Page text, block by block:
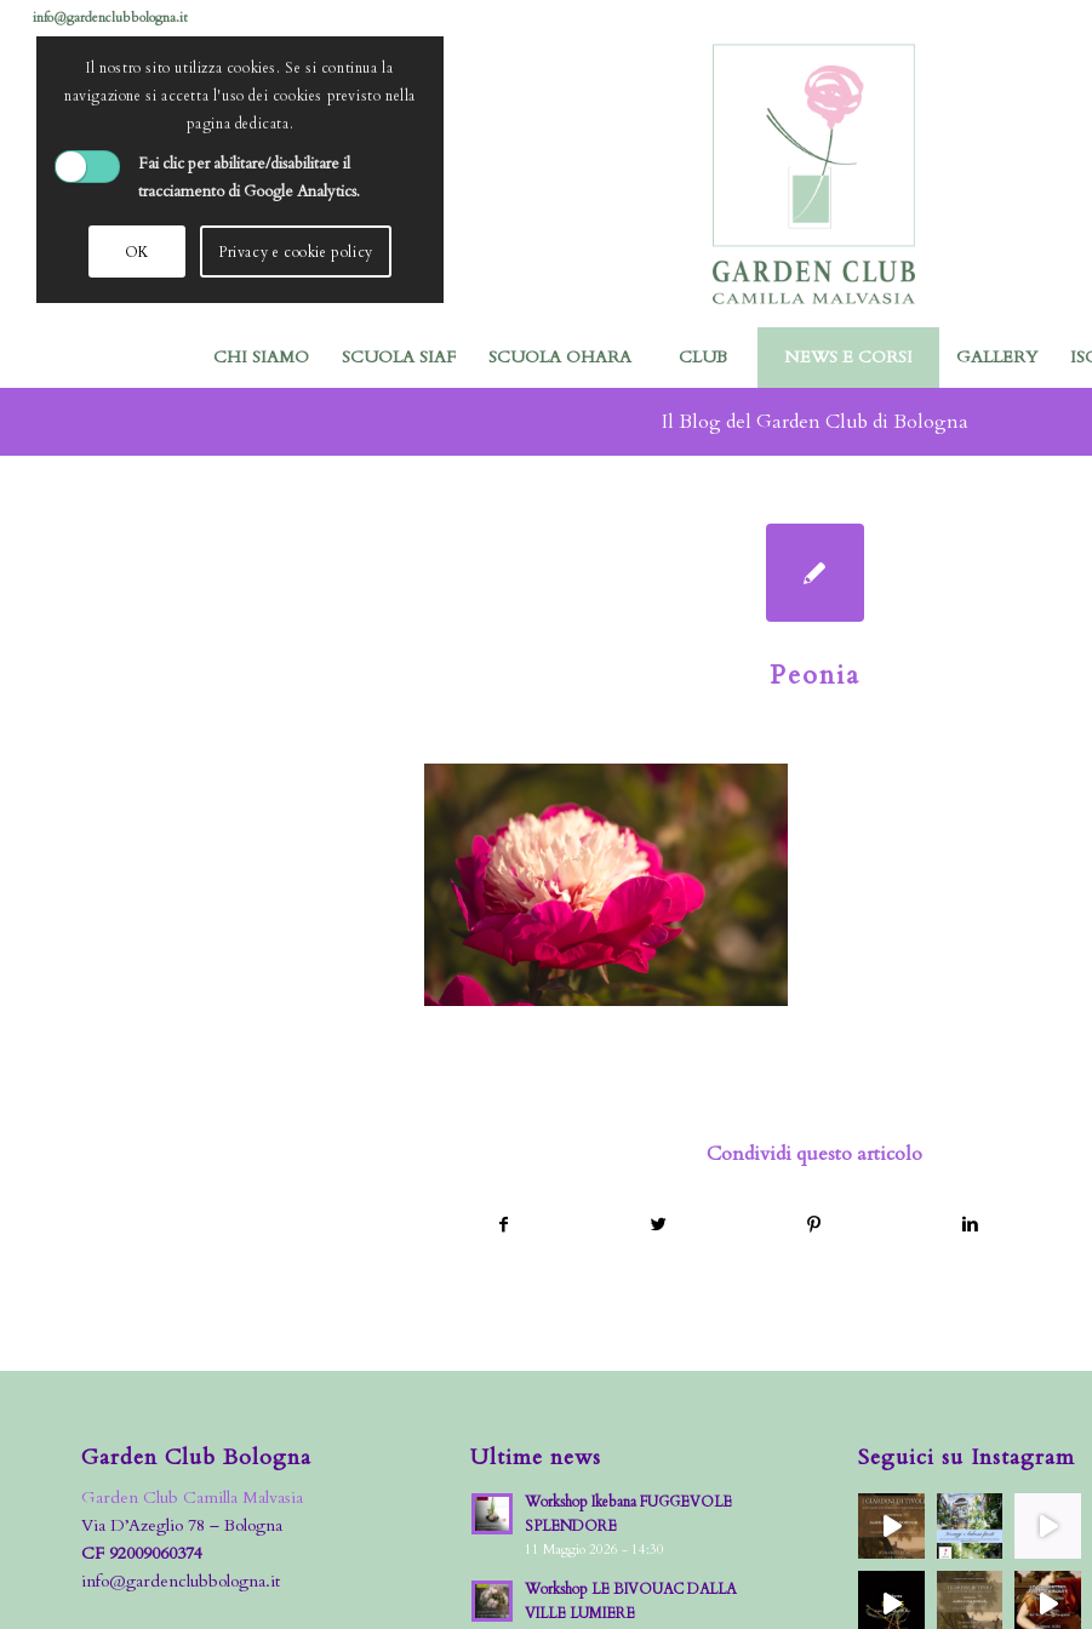
info@gardenclubbologna.it
CHI SIAMO SCUOLA SIAF SCUOLA OHARA CLUB NEWS E CORSI GALLERY
Il Blog del Garden Club di Bologna
Peonia
Condividi questo articolo
Garden Club Bologna
Garden Club Camilla Malvasia
Via D’Azeglio 78 – Bologna
CF 92009060374
info@gardenclubbologna.it
Ultime news
Workshop Ikebana FUGGEVOLE
SPLENDORE
11 Maggio 2026 - 14:30
Workshop LE BIVOUAC DALLA
VILLE LUMIERE
Seguici su Instagram
Il nostro sito utilizza cookies. Se si continua la
navigazione si accetta l'uso dei cookies previsto nella
pagina dedicata.
Fai clic per abilitare/disabilitare il
tracciamento di Google Analytics.
OK Privacy e cookie policy